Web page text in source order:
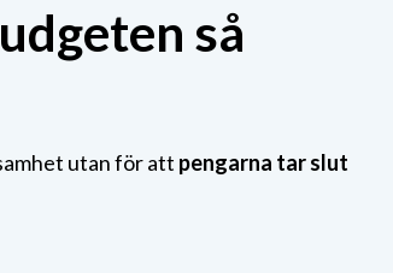
så
utan för att pengarna tar slut